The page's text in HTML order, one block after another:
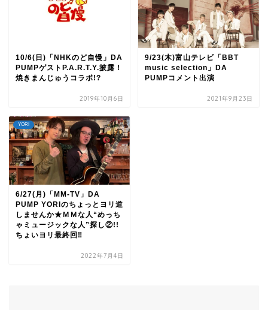
10/6(日)「NHKのど自慢」DA
PUMPゲストP.A.R.T.Y.披露！
焼きまんじゅうコラボ!?
2019年10月6日
9/23(木)富山テレビ「BBT
music selection」DA
PUMPコメント出演
2021年9月23日
YORI
6/27(月)「MM-TV」DA
PUMP YORIのちょっとヨリ道
しませんか★ＭＭな人“めっち
ゃミュージックな人”探し②!!
ちょいヨリ最終回‼
2022年7月4日